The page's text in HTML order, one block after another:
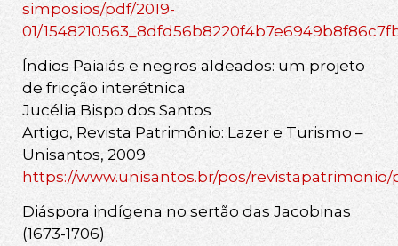
simposios/pdf/2019-
01/
Índios Paiaiás e negros aldeados: um projeto
de fricção interétnica
Jucélia Bispo dos Santos
Artigo, Revista Patrimônio: Lazer e Turismo –
Unisantos, 2009
https://www.unisantos.br/pos/
Diáspora indígena no sertão das Jacobinas
(1673-1706)